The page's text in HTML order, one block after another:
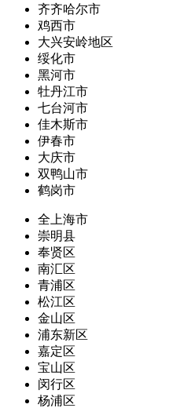
齐齐哈尔市
鸡西市
大兴安岭地区
绥化市
黑河市
牡丹江市
七台河市
佳木斯市
伊春市
大庆市
双鸭山市
鹤岗市
全上海市
崇明县
奉贤区
南汇区
青浦区
松江区
金山区
浦东新区
嘉定区
宝山区
闵行区
杨浦区